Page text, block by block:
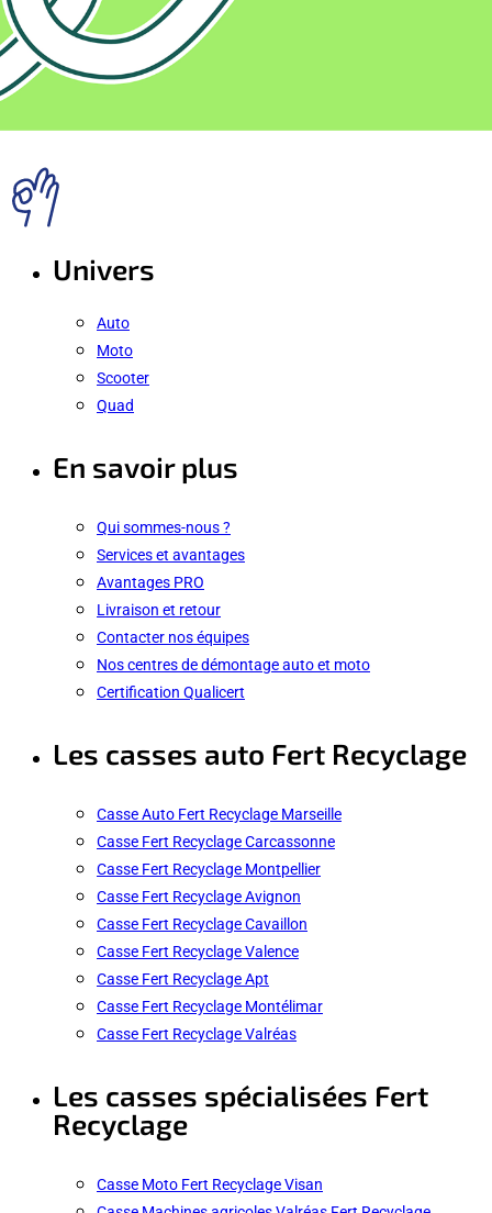
Univers
Auto
Moto
Scooter
Quad
En savoir plus
Qui sommes-nous ?
Services et avantages
Avantages PRO
Livraison et retour
Contacter nos équipes
Nos centres de démontage auto et moto
Certification Qualicert
Les casses auto Fert Recyclage
Casse Auto Fert Recyclage Marseille
Casse Fert Recyclage Carcassonne
Casse Fert Recyclage Montpellier
Casse Fert Recyclage Avignon
Casse Fert Recyclage Cavaillon
Casse Fert Recyclage Valence
Casse Fert Recyclage Apt
Casse Fert Recyclage Montélimar
Casse Fert Recyclage Valréas
Les casses spécialisées Fert
Recyclage
Casse Moto Fert Recyclage Visan